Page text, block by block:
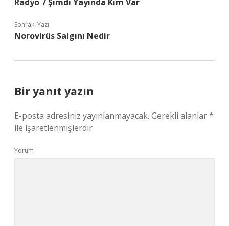
Sonraki Yazı
Norovirüs Salgını Nedir
Bir yanıt yazın
E-posta adresiniz yayınlanmayacak. Gerekli alanlar*
ile işaretlenmişlerdir
Yorum